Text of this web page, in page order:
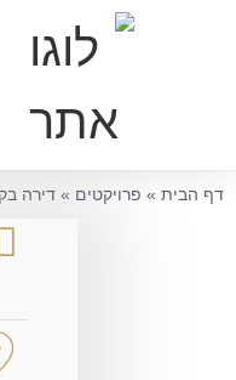
דף הבית » פרויקטים » דירה